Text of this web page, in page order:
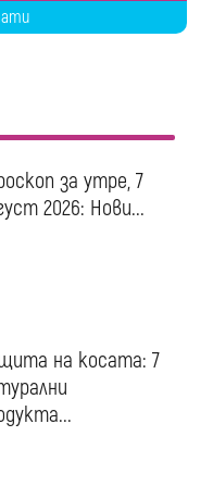
за утре, 7
2026: Нови...
на косата: 7